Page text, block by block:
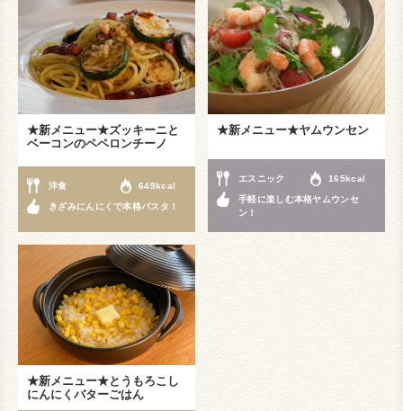
★新メニュー★ズッキーニと
ベーコンのペペロンチーノ
洋食 649kcal
きざみにんにくで本格パスタ！
★新メニュー★ヤムウンセン
エスニック 165kcal
手軽に楽しむ本格ヤムウンセ
ン！
★新メニュー★とうもろこし
にんにくバターごはん